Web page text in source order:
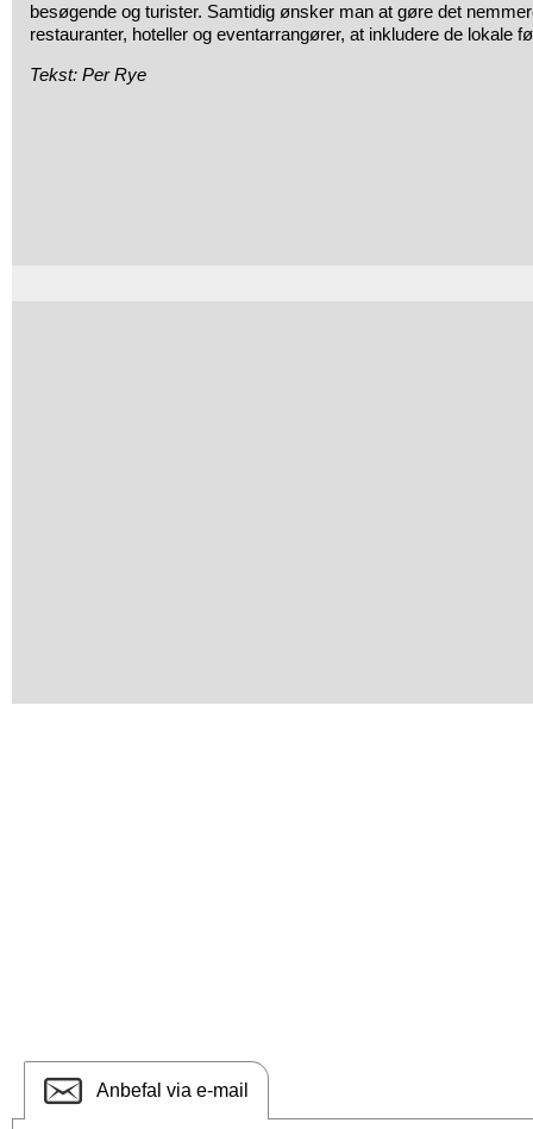
besøgende og turister. Samtidig ønsker man at gøre det
restauranter, hoteller og eventarrangører, at inkludere de lokale
Tekst: Per Rye
Anbefal via e-mail